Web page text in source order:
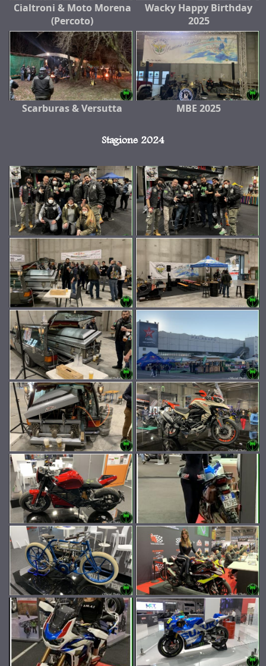
Cialtroni & Moto Morena
(Percoto)
Wacky Happy Birthday
2025
Scarburas & Versutta MBE 2025
Stagione 2024